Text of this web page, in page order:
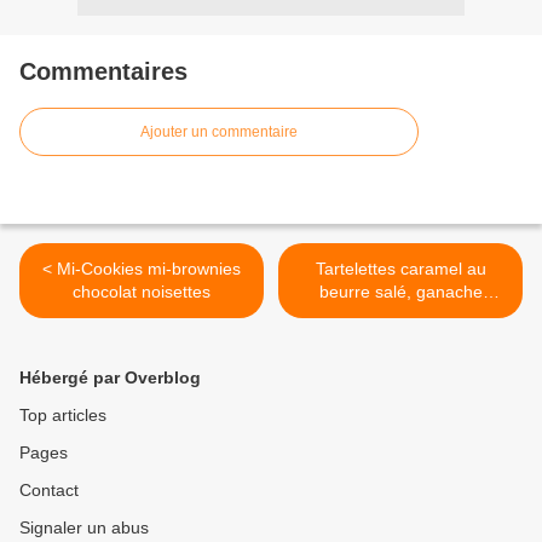
Commentaires
Ajouter un commentaire
< Mi-Cookies mi-brownies
chocolat noisettes
Tartelettes caramel au
beurre salé, ganache
chocolat, ganache pâte à
Hébergé par Overblog
Top articles
Pages
Contact
Signaler un abus